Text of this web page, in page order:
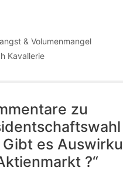
& Volumenmangel
Kavallerie
zu
Gibt es
?“